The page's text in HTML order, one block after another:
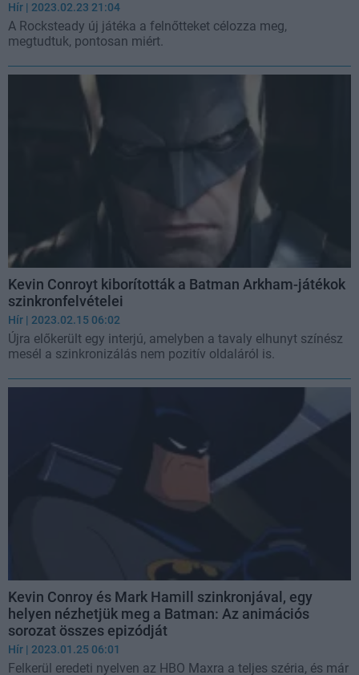
Hír | 2023.02.23 21:04
A Rocksteady új játéka a felnőtteket célozza meg,
megtudtuk, pontosan miért.
Kevin Conroyt kiborították a Batman Arkham-játékok
szinkronfelvételei
Hír | 2023.02.15 06:02
Újra előkerült egy interjú, amelyben a tavaly elhunyt színész
mesél a szinkronizálás nem pozitív oldaláról is.
Kevin Conroy és Mark Hamill szinkronjával, egy
helyen nézhetjük meg a Batman: Az animációs
sorozat összes epizódját
Hír | 2023.01.25 06:01
Felkerül eredeti nyelven az HBO Maxra a teljes széria, és már